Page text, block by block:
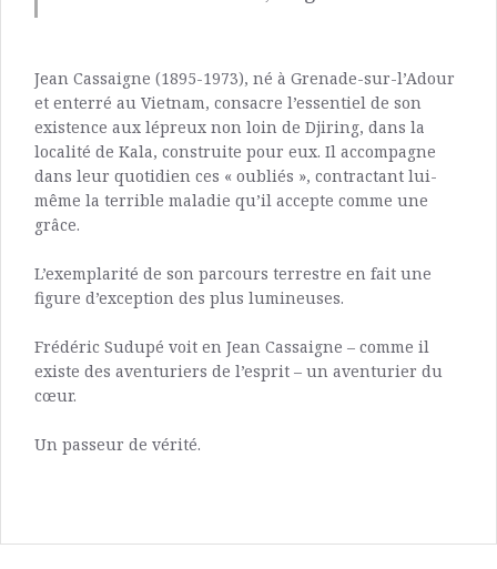
Jean Cassaigne (1895-1973), né à Grenade-sur-l’Adour
et enterré au Vietnam, consacre l’essentiel de son
existence aux lépreux non loin de Djiring, dans la
localité de Kala, construite pour eux. Il accompagne
dans leur quotidien ces « oubliés », contractant lui-
même la terrible maladie qu’il accepte comme une
grâce.
L’exemplarité de son parcours terrestre en fait une
figure d’exception des plus lumineuses.
Frédéric Sudupé voit en Jean Cassaigne – comme il
existe des aventuriers de l’esprit – un aventurier du
cœur.
Un passeur de vérité.